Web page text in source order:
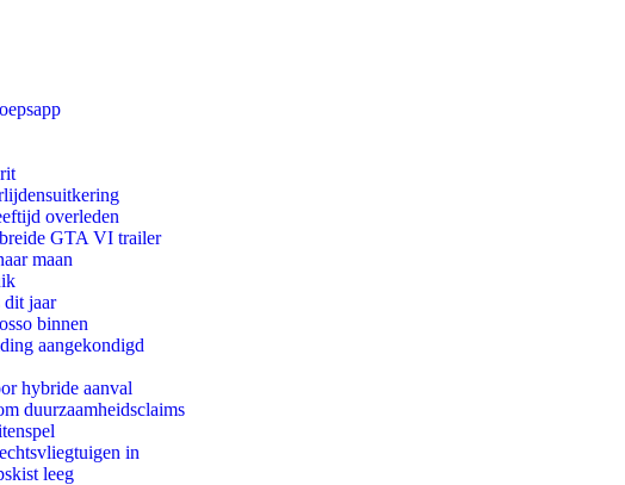
overleden
GTA VI trailer
maan
jaar
binnen
aangekondigd
hybride aanval
duurzaamheidsclaims
in
leeg